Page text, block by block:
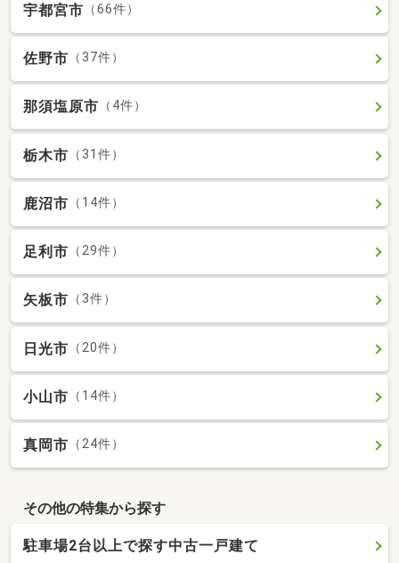
宇都宮市 （66件）
佐野市 （37件）
那須塩原市 （4件）
栃木市 （31件）
鹿沼市 （14件）
足利市 （29件）
矢板市 （3件）
日光市 （20件）
小山市 （14件）
真岡市 （24件）
その他の特集から探す
駐車場2台以上で探す中古一戸建て